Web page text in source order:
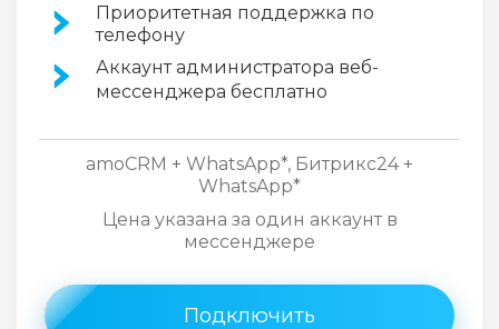
Приоритетная поддержка по
телефону
Аккаунт администратора веб-
мессенджера бесплатно
amoCRM + WhatsApp*, Битрикс24 +
WhatsApp*
Цена указана за один аккаунт в
мессенджере
Подключить